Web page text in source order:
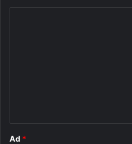
Ad *